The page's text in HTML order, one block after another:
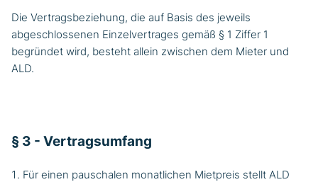
Die Vertragsbeziehung, die auf Basis des jeweils
abgeschlossenen Einzelvertrages gemäß § 1 Ziffer 1
begründet wird, besteht allein zwischen dem Mieter und
ALD.
§ 3 - Vertragsumfang
Für einen pauschalen monatlichen Mietpreis stellt ALD